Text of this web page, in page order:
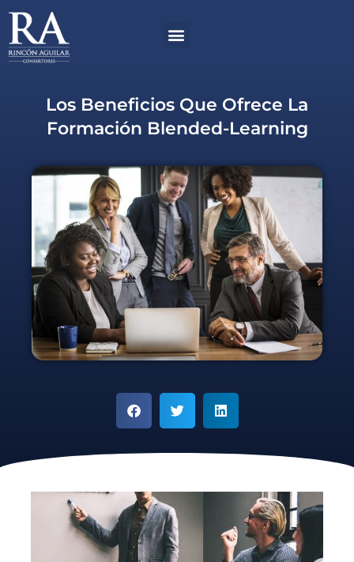
contenido
Menú
Los Beneficios Que Ofrece La
Formación Blended-Learning